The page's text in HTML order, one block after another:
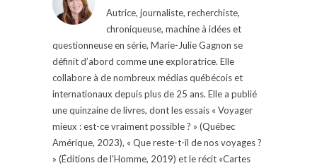
Autrice, journaliste, recherchiste,
chroniqueuse, machine à idées et
questionneuse en série, Marie-Julie Gagnon se
définit d’abord comme une exploratrice. Elle
collabore à de nombreux médias québécois et
internationaux depuis plus de 25 ans. Elle a publié
une quinzaine de livres, dont les essais « Voyager
mieux : est-ce vraiment possible ? » (Québec
Amérique, 2023), « Que reste-t-il de nos voyages ?
» (Éditions de l'Homme, 2019) et le récit «Cartes